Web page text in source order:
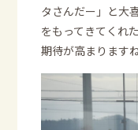
タさんだー」と大
をもってきてくれ
期待が高まります